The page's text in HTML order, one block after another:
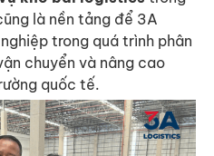
là nền tảng để 3A
trong quá trình phân
chuyển và nâng cao
quốc tế.